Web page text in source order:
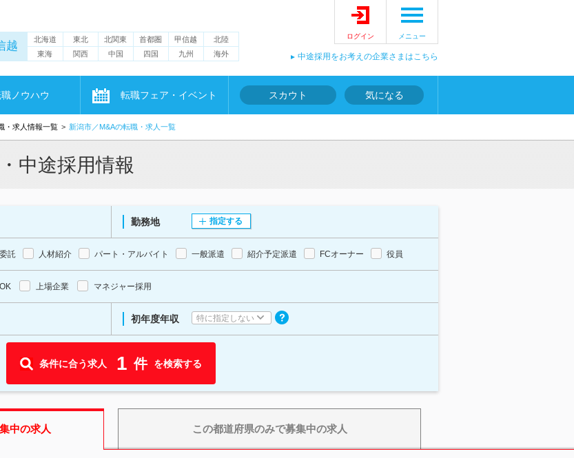
越 北海道 東北 北関東 首都圏 甲信越
北陸
東海
関西 中国 四国 九州 海外
ログイン メニュー
中途採用をお考えの企業さまはこちら
ノウハウ 転職フェア・イベント スカウト 気になる
・求人情報一覧 新潟市／M&Aの転職・求人一覧
中途採用情報
勤務地 指定する
託 人材紹介 パート・アルバイト 一般派遣 紹介予定派遣 FCオーナー 役員
上場企業 マネジャー採用
初年度年収 特に指定しない
条件に合う求人 1 件 を検索する
中の求人 この都道府県のみで募集中の求人